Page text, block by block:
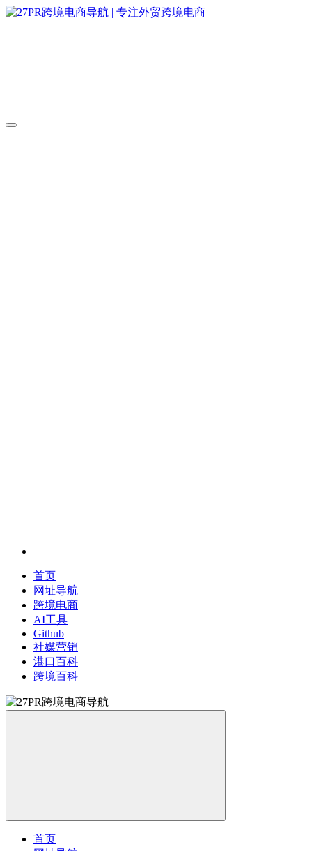
首页
网址导航
跨境电商
AI工具
Github
社媒营销
港口百科
跨境百科
首页